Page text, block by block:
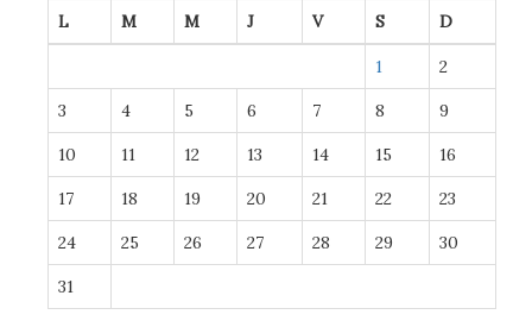
L M M J V S D
1 2
3 4 5 6 7 8 9
10 11 12 13 14 15 16
17 18 19 20 21 22 23
24 25 26 27 28 29 30
31